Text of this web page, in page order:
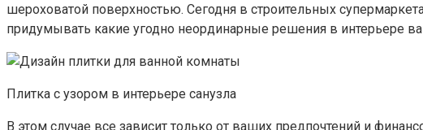
шероховатой поверхностью. Сегодня в строительных
придумывать какие угодно неординарные решения в интерьере
Плитка с узором в интерьере санузла
В этом случае все зависит только от ваших предпочтений и